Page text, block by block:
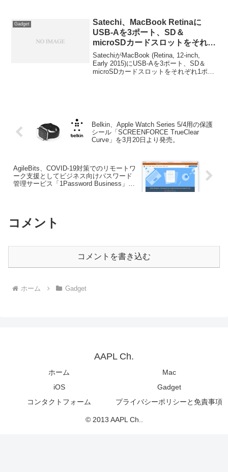
Gadget
Satechi、MacBook Retinaに
USB-Aを3ポート、SD＆
microSDカードスロットをそれぞ
れ1ポートづつ増設できるハブ
「Satechi USB Type-C Hub」を
発売。
SatechiがMacBook (Retina, 12-inch,
Early 2015)にUSB-Aを3ポート、SD＆
microSDカードスロットをそれぞれ1ポー
Belkin、Apple Watch Series 5/4用の保護
シール「SCREENFORCE TrueClear
Curve」を3月20日より発売。
AgileBits、COVID-19対策でのリモートワ
ーク支援としてビジネス向けパスワード
管理サービス「1Password Business」を
コメント
コメントを書き込む
ホーム Gadget
AAPL Ch.
ホーム
Mac
iOS
Gadget
コンタクトフォーム
プライバシーポリシーと免責事項
© 2013 AAPL Ch..